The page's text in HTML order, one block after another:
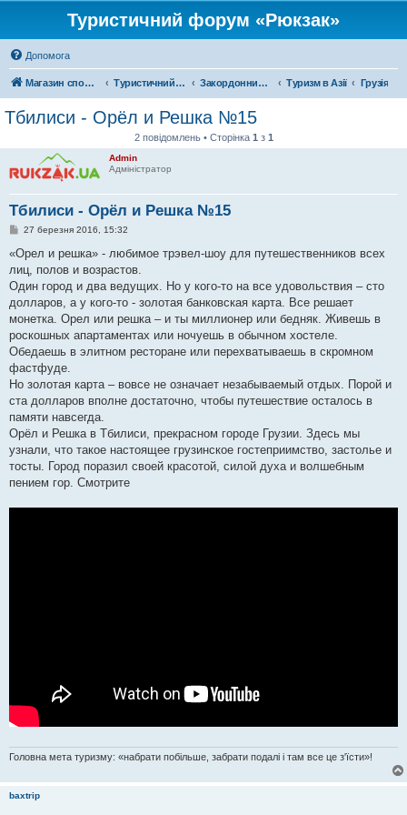
Туристичний форум «Рюкзак»
Допомога
Магазин спорядження Туристичний форум «Рюкзак» Закордонний туризм Туризм в Азії Грузія
Тбилиси - Орёл и Решка №15
2 повідомлень • Сторінка 1 з 1
Admin
Адміністратор
Тбилиси - Орёл и Решка №15
П
в
д
о
м
л
е
н
я
27 березня 2016, 15:32
«Орел и решка» - любимое трэвел-шоу для путешественников всех
лиц, полов и возрастов.
Один город и два ведущих. Но у кого-то на все удовольствия – сто
долларов, а у кого-то - золотая банковская карта. Все решает
монетка. Орел или решка – и ты миллионер или бедняк. Живешь в
роскошных апартаментах или ночуешь в обычном хостеле.
Обедаешь в элитном ресторане или перехватываешь в скромном
фастфуде.
Но золотая карта – вовсе не означает незабываемый отдых. Порой и
ста долларов вполне достаточно, чтобы путешествие осталось в
памяти навсегда.
Орёл и Решка в Тбилиси, прекрасном городе Грузии. Здесь мы
узнали, что такое настоящее грузинское гостеприимство, застолье и
тосты. Город поразил своей красотой, силой духа и волшебным
пением гор. Смотрите
Головна мета туризму: «набрати побільше, забрати подалі і там все це з'їсти»!
baxtrip